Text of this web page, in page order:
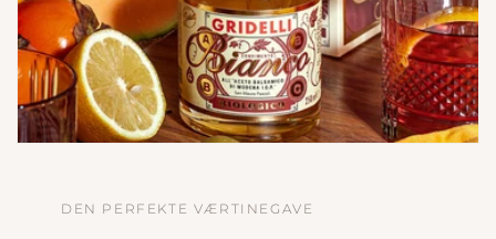
DEN PERFEKTE VÆRTINEGAVE